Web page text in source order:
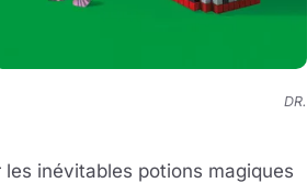
DR.
les inévitables potions magiques